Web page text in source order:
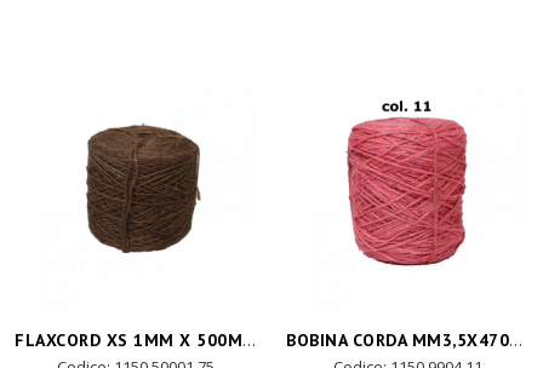
FLAXCORD XS 1MM X 500M +/- 250gr -marron BOBINA CORDA MM3,5X470MT-rosa baby